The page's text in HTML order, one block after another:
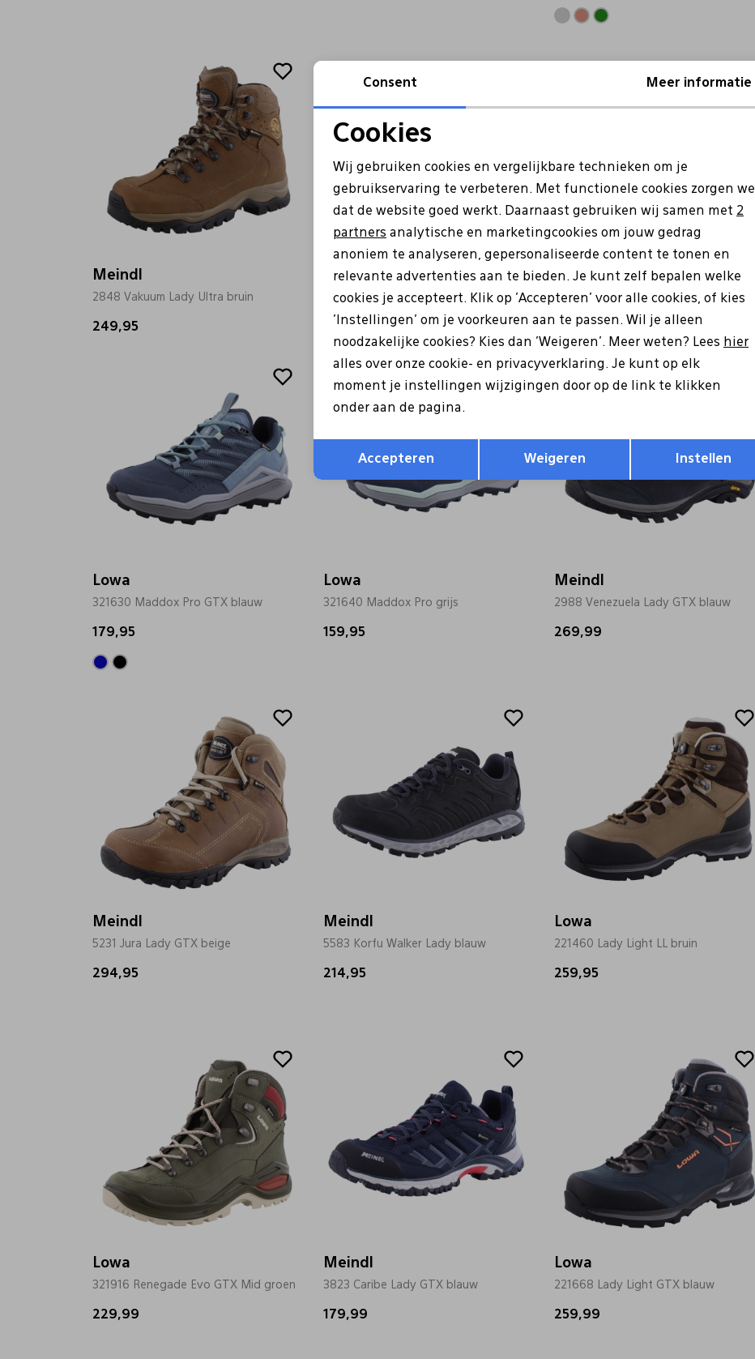
Meindl
2848 Vakuum Lady Ultra bruin
249,95
Lowa
321630 Maddox Pro GTX Lo groen
179,95
Lowa
321620 Maddox Pro GTX Mid groen
199,95
Lowa
321630 Maddox Pro GTX blauw
179,95
Lowa
321640 Maddox Pro grijs
159,95
Meindl
2988 Venezuela Lady GTX blauw
269,99
Meindl
5231 Jura Lady GTX beige
294,95
Meindl
5583 Korfu Walker Lady blauw
214,95
Lowa
221460 Lady Light LL bruin
259,95
Lowa
321916 Renegade Evo GTX Mid groen
229,99
Meindl
3823 Caribe Lady GTX blauw
179,99
Lowa
221668 Lady Light GTX blauw
259,99
Noodzakelijke cookies
Analytische cookies Marketing cookies
Terug Opslaan
Consent Meer informatie
Cookies
Wij gebruiken cookies en vergelijkbare technieken om je
gebruikservaring te verbeteren. Met functionele cookies zorgen we
dat de website goed werkt. Daarnaast gebruiken wij samen met 2
partners analytische en marketingcookies om jouw gedrag
anoniem te analyseren, gepersonaliseerde content te tonen en
relevante advertenties aan te bieden. Je kunt zelf bepalen welke
cookies je accepteert. Klik op 'Accepteren' voor alle cookies, of kies
'Instellingen' om je voorkeuren aan te passen. Wil je alleen
noodzakelijke cookies? Kies dan 'Weigeren'. Meer weten? Lees hier
alles over onze cookie- en privacyverklaring. Je kunt op elk
moment je instellingen wijzigingen door op de link te klikken
onder aan de pagina.
Accepteren Weigeren Instellen